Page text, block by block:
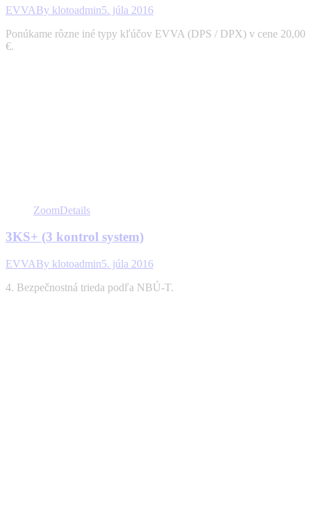
EVVABy klotoadmin5. júla 2016
Ponúkame rôzne iné typy kľúčov EVVA (DPS / DPX) v cene 20,00
€.
ZoomDetails
3KS+ (3 kontrol system)
EVVABy klotoadmin5. júla 2016
4. Bezpečnostná trieda podľa NBÚ-T.